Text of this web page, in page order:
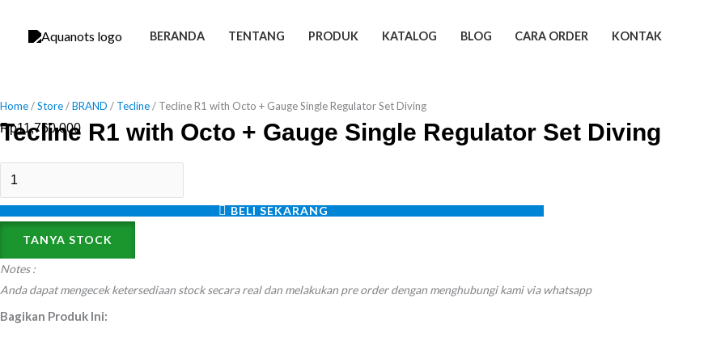
BERANDA TENTANG PRODUK KATALOG BLOG CARA ORDER KONTAK
Home/Store/BRAND / Tecline/ Tecline R1 with Octo + Gauge Single Regulator Set Diving
Tecline R1 with Octo + Gauge Single Regulator Set Diving
Rp11,760,000
+
Gauge
Regulator
Set
Diving
quantity
BELI SEKARANG
TANYA STOCK
Notes :
Anda dapat mengecek ketersediaan stock secara real dan melakukan pre order dengan menghubungi kami via whatsapp
Bagikan Produk Ini: